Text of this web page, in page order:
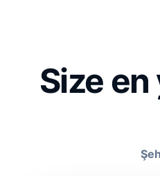
Size